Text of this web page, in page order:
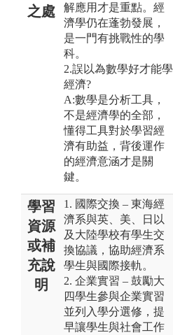
之處
解應用才是重點。經
濟學仍在蓬勃發展，
是一門有挑戰性的學
科。
2.誤以為數學好才能學
經濟?
A:數學是分析工具，
不是經濟學的全部，
懂得工具對於學習經
濟有助益，背後運作
的經濟意涵才是關
鍵。
學習
資源
或補
充說
明
1. 國際交換 – 東海經
濟系與英、美、日以
及大陸學校有學生交
換協議，協助經濟系
學生與國際接軌。
2. 企業實習 – 鼓勵大
四學生參與企業實習
並列入學分選修，提
早讓學生與社會工作